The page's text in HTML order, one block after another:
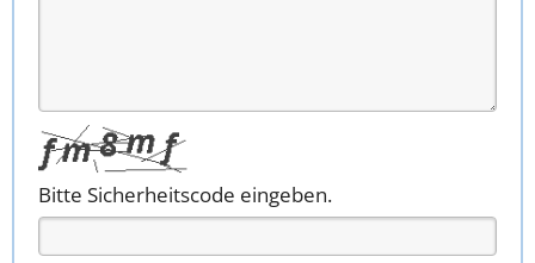
Bitte Sicherheitscode eingeben.